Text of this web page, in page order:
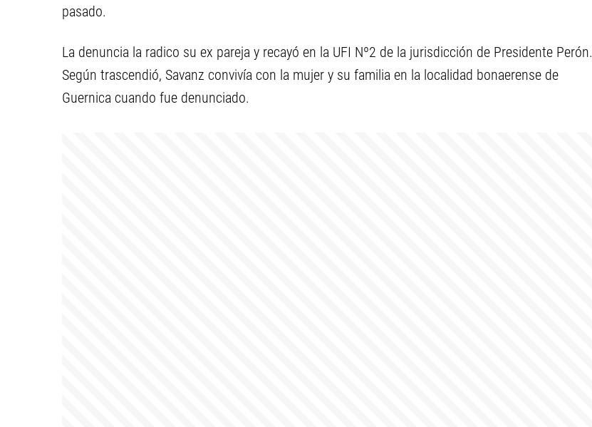
pasado.
La denuncia la radico su ex pareja y recayó en la UFI Nº2 de la jurisdicción de Presidente Perón.
Según trascendió, Savanz convivía con la mujer y su familia en la localidad bonaerense de
Guernica cuando fue denunciado.